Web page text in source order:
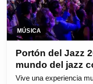
MÚSICA
Portón del Jazz
mundo del jazz
Vive una experiencia